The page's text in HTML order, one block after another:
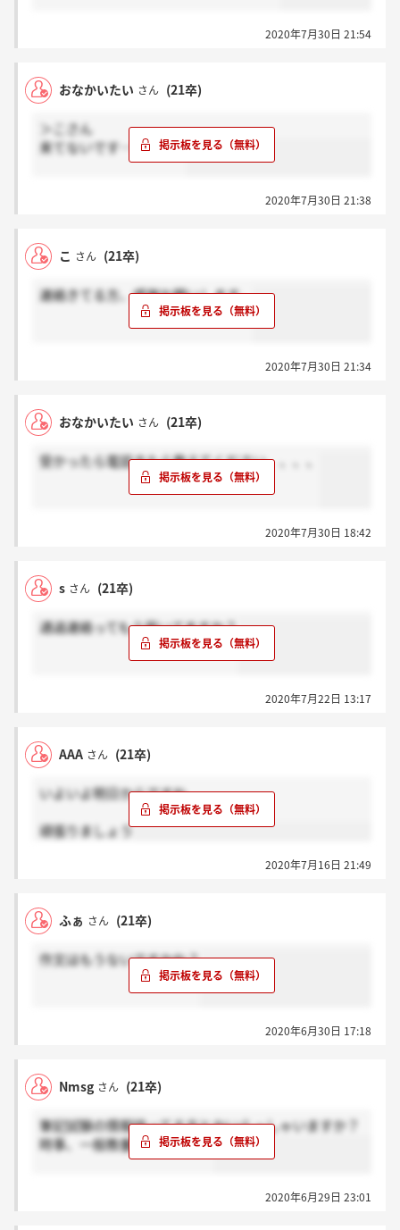
2020年7月30日 21:54
おなかいたい さん (21卒)
＞こさん
来てないです…死にそう
2020年7月30日 21:38
こ さん (21卒)
連絡きてる方、感謝お願いします。
2020年7月30日 21:34
おなかいたい さん (21卒)
受かったら電話きたら教えてください、、、、
2020年7月30日 18:42
s さん (21卒)
通過連絡ってもう届いてますか？
2020年7月22日 13:17
AAA さん (21卒)
いよいよ明日からですね
頑張りましょう
2020年7月16日 21:49
ふぁ さん (21卒)
作文はもうないですかね？
2020年6月30日 17:18
Nmsg さん (21卒)
筆記試験の情報持ってる方とかいらっしゃいますか？
時事、一般教養ですかね…？
2020年6月29日 23:01